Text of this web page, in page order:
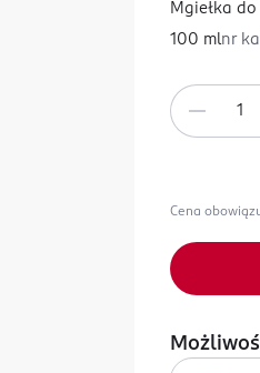
Mgiełka
100 mlnr
Cena